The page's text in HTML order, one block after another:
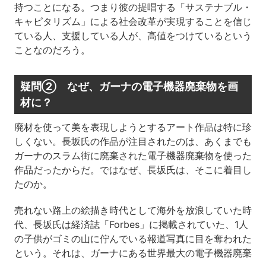
持つことになる。つまり彼の提唱する「サステナブル・
キャピタリズム」による社会改革が実現することを信じ
ている人、支援している人が、高値をつけているという
ことなのだろう。
疑問② なぜ、ガーナの電子機器廃棄物を画
材に？
廃材を使って美を表現しようとするアート作品は特に珍
しくない。長坂氏の作品が注目されたのは、あくまでも
ガーナのスラム街に廃棄された電子機器廃棄物を使った
作品だったからだ。ではなぜ、長坂氏は、そこに着目し
たのか。
売れない路上の絵描き時代として海外を放浪していた時
代、長坂氏は経済誌「Forbes」に掲載されていた、1人
の子供がゴミの山に佇んでいる報道写真に目を奪われた
という。それは、ガーナにある世界最大の電子機器廃棄